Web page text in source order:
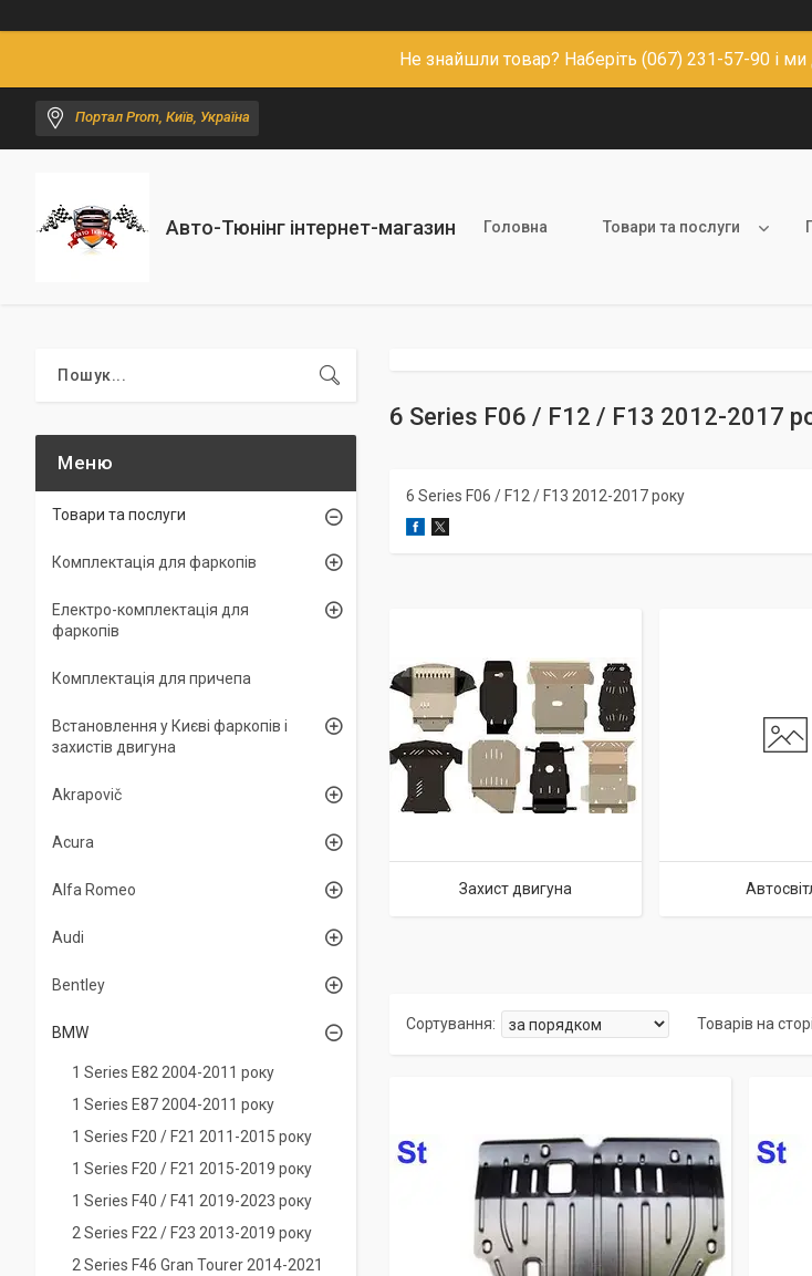
Не знайшли товар? Наберіть (067) 231-57-90 і
Портал Prom, Київ, Україна
Авто-Тюнінг інтернет-магазин Головна Товари та послуги
6 Series F06 / F12 / F13 2012-2017
6 Series F06 / F12 / F13 2012-2017 року
Захист двигуна
Товари та послуги
Комплектація для фаркопів
Електро-комплектація для
фаркопів
Комплектація для причепа
Встановлення у Києві фаркопів і
захистів двигуна
Akrapovič
Acura
Alfa Romeo
Audi
Bentley
BMW
1 Series E82 2004-2011 року
1 Series Е87 2004-2011 року
1 Series F20 / F21 2011-2015 року
1 Series F20 / F21 2015-2019 року
1 Series F40 / F41 2019-2023 року
2 Series F22 / F23 2013-2019 року
2 Series F46 Gran Tourer 2014-2021